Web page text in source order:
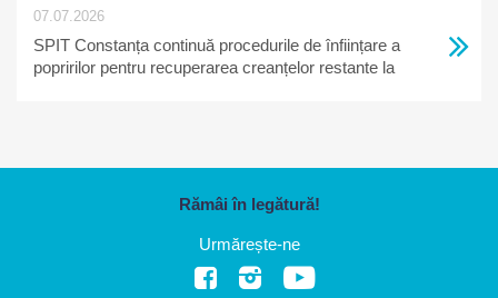
07.07.2026
SPIT Constanța continuă procedurile de înființare a
popririlor pentru recuperarea creanțelor restante la
Rămâi în legătură!
Urmărește-ne